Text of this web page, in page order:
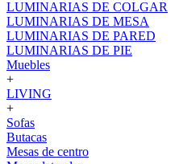
LUMINARIAS DE COLGAR
LUMINARIAS DE MESA
LUMINARIAS DE PARED
LUMINARIAS DE PIE
Muebles
+
LIVING
+
Sofas
Butacas
Mesas de centro